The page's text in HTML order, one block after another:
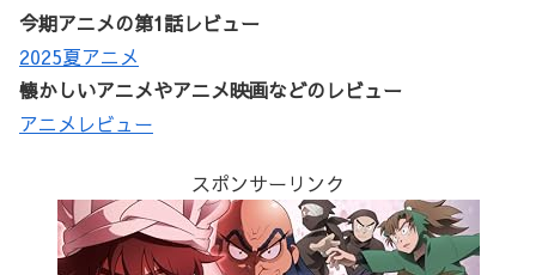
今期アニメの第1話レビュー
2025夏アニメ
懐かしいアニメやアニメ映画などのレビュー
アニメレビュー
スポンサーリンク